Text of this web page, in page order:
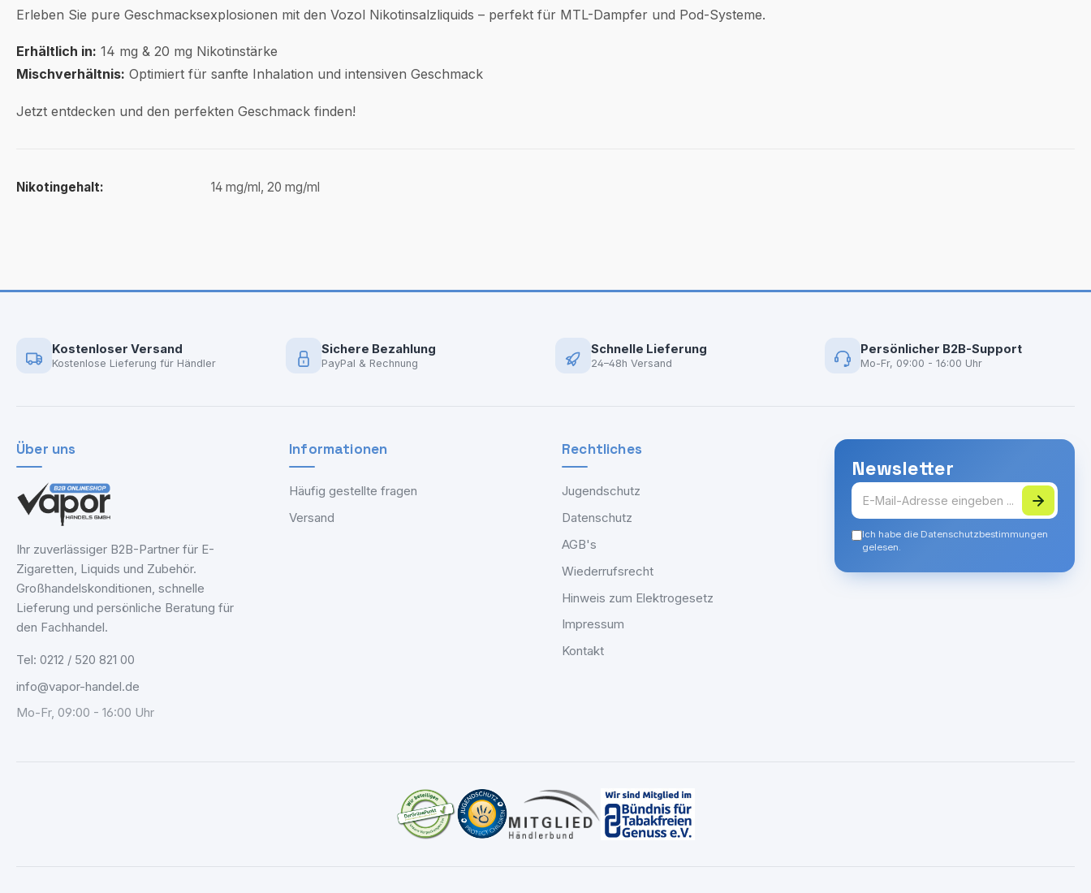
Erleben Sie pure Geschmacksexplosionen mit den Vozol Nikotinsalzliquids – perfekt für MTL-Dampfer und Pod-Systeme.
Erhältlich in: 14 mg & 20 mg Nikotinstärke
Mischverhältnis: Optimiert für sanfte Inhalation und intensiven Geschmack
Jetzt entdecken und den perfekten Geschmack finden!
Nikotingehalt: 14 mg/ml, 20 mg/ml
Kostenloser Versand
Kostenlose Lieferung für Händler
Sichere Bezahlung
PayPal & Rechnung
Schnelle Lieferung
24–48h Versand
Persönlicher B2B-Support
Mo-Fr, 09:00 - 16:00 Uhr
Über uns
Ihr zuverlässiger B2B-Partner für E-
Zigaretten, Liquids und Zubehör.
Großhandelskonditionen, schnelle
Lieferung und persönliche Beratung für
den Fachhandel.
Tel: 0212 / 520 821 00
info@vapor-handel.de
Mo-Fr, 09:00 - 16:00 Uhr
Informationen
Häufig gestellte fragen
Versand
Rechtliches
Jugendschutz
Datenschutz
AGB's
Wiederrufsrecht
Hinweis zum Elektrogesetz
Impressum
Kontakt
Newsletter
Ich habe die Datenschutzbestimmungen
gelesen.